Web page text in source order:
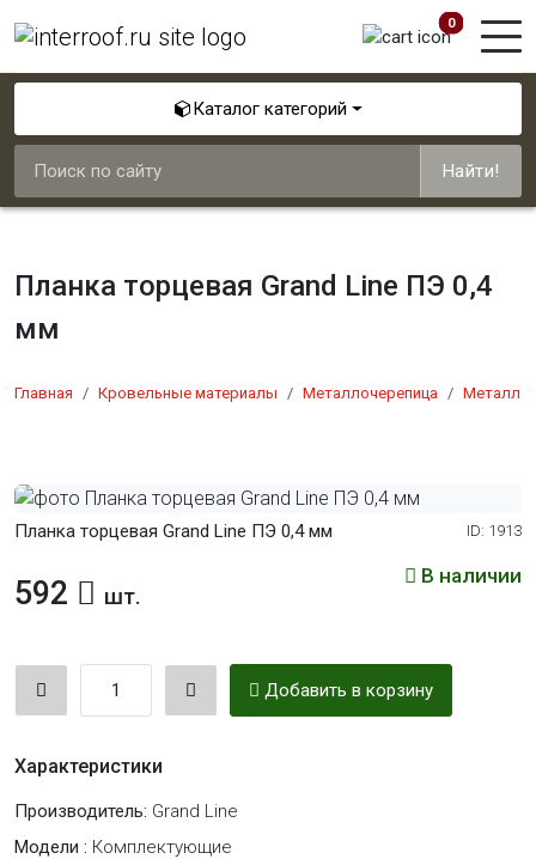
0
Каталог категорий
Найти!
Планка торцевая Grand Line ПЭ 0,4
мм
Главная Кровельные материалы Металлочерепица
Планка торцевая Grand Line ПЭ 0,4 мм ID: 1913
В наличии
592 шт.
Добавить в корзину
Характеристики
Производитель: Grand Line
Модели : Комплектующие